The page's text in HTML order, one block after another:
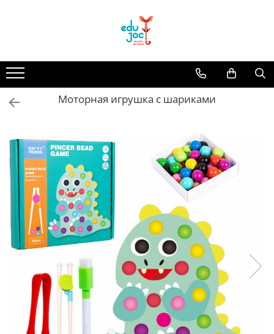
1-2 ani
3-4 ani
5-7 ani
Моторная игрушка с шариками